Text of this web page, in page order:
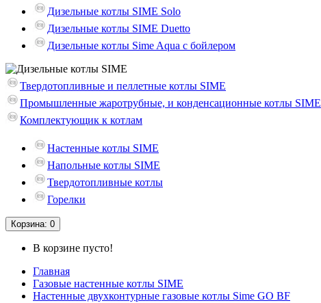
Дизельные котлы SIME Solo
Дизельные котлы SIME Duetto
Дизельные котлы Sime Aqua с бойлером
Твердотопливные и пеллетные котлы SIME
Промышленные жаротрубные, и конденсационные котлы SIME
Комплектующик к котлам
Hастенные котлы SIME
Напольные котлы SIME
Твердотопливные котлы
Горелки
Корзина: 0
В корзине пусто!
Главная
Газовые настенные котлы SIME
Настенные двухконтурные газовые котлы Sime GO BF